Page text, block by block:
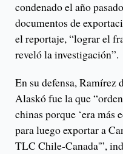
condenado el año
documentos de
el reportaje, “lograr el
reveló la investigación”.
En su defensa, Ramírez
Alaskó fue la que
chinas porque ‘era
para luego exportar a
TLC Chile-Canada'”,